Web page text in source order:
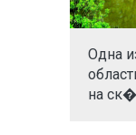
Одна
на